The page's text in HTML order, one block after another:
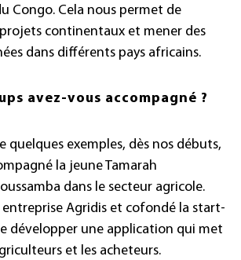
Congo. Cela nous permet de
continentaux et mener des
dans différents pays africains.
avez-vous accompagné ?
quelques exemples, dès nos débuts,
la jeune Tamarah
dans le secteur agricole.
entreprise Agridis et cofondé la start-
développer une application qui met
et les acheteurs.